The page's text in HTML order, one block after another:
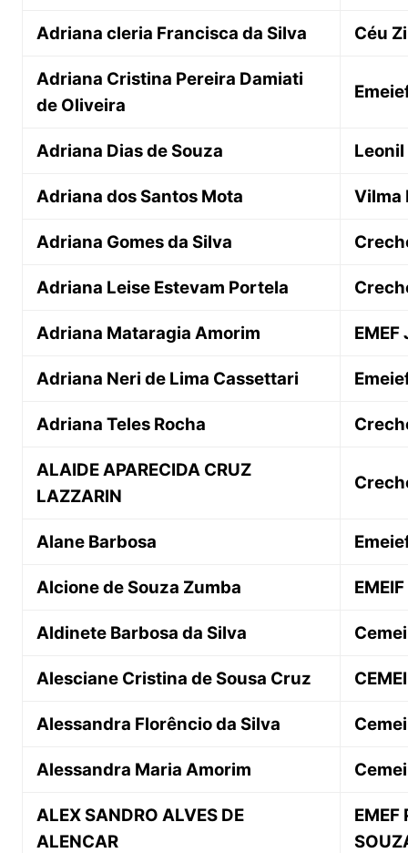
Adriana cleria Francisca da Silva Céu
Adriana Cristina Pereira Damiati
de Oliveira
Adriana Dias de Souza
Adriana dos Santos Mota Vilma
Adriana Gomes da Silva
Adriana Leise Estevam Portela
Adriana Mataragia Amorim
Adriana Neri de Lima Cassettari
Adriana Teles Rocha
ALAIDE APARECIDA CRUZ
LAZZARIN
Alane Barbosa
Alcione de Souza Zumba
Aldinete Barbosa da Silva
Alesciane Cristina de Sousa Cruz
Alessandra Florêncio da Silva
Alessandra Maria Amorim
ALEX SANDRO ALVES DE
ALENCAR
EMEF